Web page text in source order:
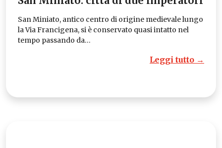
San Miniato, antico centro di origine medievale lungo
la Via Francigena, si è conservato quasi intatto nel
tempo passando da…
Leggi tutto →